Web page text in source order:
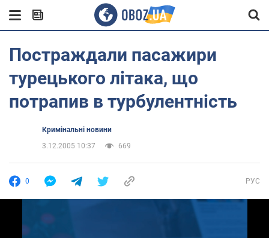
Постраждали пасажири
турецького літака, що
потрапив в турбулентність
Кримінальні новини
3.12.2005 10:37
669
0 РУС